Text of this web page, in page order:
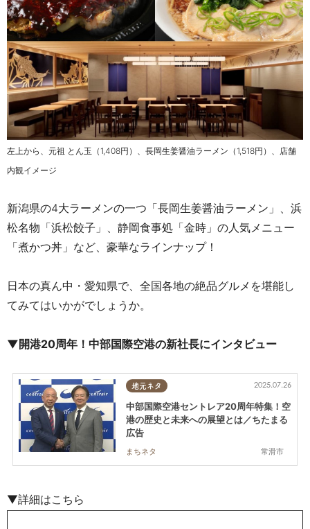
左上から、元祖 とん玉（1,408円）、長岡生姜醤油ラーメン （1,518円）、店舗
内観イメージ
新潟県の4大ラーメンの一つ「長岡生姜醤油ラーメン」、浜
松名物「浜松餃子」、静岡食事処「金時」の人気メニュー
「煮かつ丼」など、豪華なラインナップ！
日本の真ん中・愛知県で、全国各地の絶品グルメを堪能し
てみてはいかがでしょうか。
▼開港20周年！ 中部国際空港の新社長にインタビュー
地元ネタ
常滑市
2025.07.26
中部国際空港セントレア20周年特集！空
港の歴史と未来への展望とは／ちたまる
広告
まちネタ
▼詳細はこちら